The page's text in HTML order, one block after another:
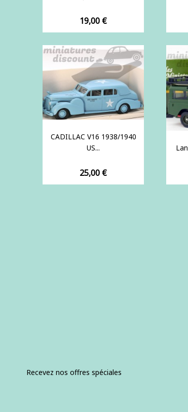
Prix
19,00 €
CADILLAC V16 1938/1940
US...
Prix
25,00 €
Recevez nos offres spéciales